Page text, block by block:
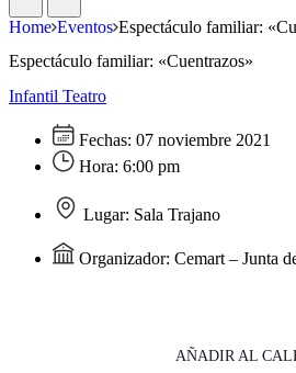
Home Eventos Espectáculo familiar:
Espectáculo familiar: «Cuentrazos»
Infantil Teatro
Fechas: 07 noviembre 2021
Hora: 6:00 pm
Lugar: Sala Trajano
Organizador: Cemart – Junta
AÑADIR AL